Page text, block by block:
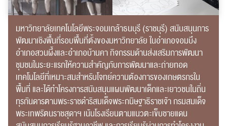
มหาวิทยาลัยเทคโนโลยีพระจอมเกล้าธนบุรี (ราชบุรี) สนับสนุนการ
พัฒนาเชิงพื้นที่รอบพื้นที่ตั้งของมหาวิทยาลัย ในอำเภอจอมบึง
อำเภอสวนผึ้งและอำเภอบ้านคา กิจกรรมด้านส่งเสริมการพัฒนา
ชุมชนในระยะแรกให้ความสำคัญกับการพัฒนาและถ่ายทอด
เทคโนโลยีที่เหมาะสมสำหรับโจทย์ความต้องการของเกษตรกรใน
พื้นที่ และได้ทำโครงการสนับสนุนแผนพัฒนาเด็กและเยาวชนในถิ่น
ทุรกันดารตามพระราชดำริสมเด็จพระกนิษฐาธิราชเจ้า กรมสมเด็จ
พระเทพรัตนราชสุดาฯ เน้นโรงเรียนตามแนวตะเข็บชายแดน